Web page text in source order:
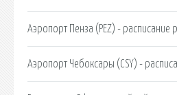
Аэропорт Пенза (PEZ) - расписание
Аэропорт Чебоксары (CSY) -